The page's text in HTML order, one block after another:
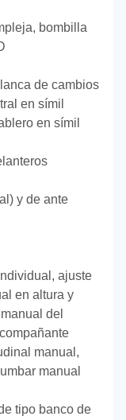
bombilla
de cambios
en símil
en símil
y de ante
ajuste
en altura y
del
manual,
manual
tipo banco de